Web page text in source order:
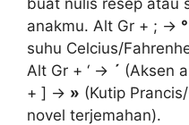
anakmu. Alt Gr + ; → °
suhu Celcius/
Alt Gr + ‘ → ´ (Aksen
+ ] → » (Kutip
novel terjemahan).